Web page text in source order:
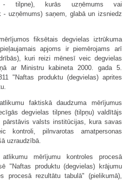
- tilpne), kurās uzņēmums vai
- uzņēmums) saņem, glabā un izsniedz
fiksētais degvielas iztrūkuma
apjoms ir piemērojams arī
kuri reizi mēnesī veic degvielas
ar Ministru kabineta 2000. gada 5.
"Naftas produktu (degvielas) aprites
faktiskā daudzuma mērījumus
degvielas tilpnes (tilpņu) valdītājs
valsts institūcijas, kura savas
kontroli, pilnvarotas amatpersonas
uzraudzībā.
mērījumu kontroles procesā
"Naftas produktu (degvielas) krājumu
procesā rezultātu tabulā" (pielikumā),